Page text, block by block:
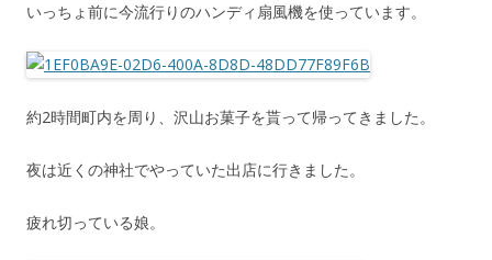
いっちょ前に今流行りのハンディ扇風機を使っています。
約2時間町内を周り、沢山お菓子を貰って帰ってきました。
夜は近くの神社でやっていた出店に行きました。
疲れ切っている娘。